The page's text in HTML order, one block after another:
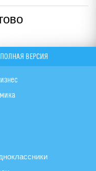
ПОЛНАЯ ВЕРСИЯ